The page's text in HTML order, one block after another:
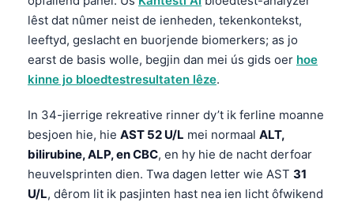
lêst dat nûmer neist de ienheden, tekenkontekst,
leeftyd, geslacht en buorjende biomerkers; as jo
earst de basis wolle, begjin dan mei ús gids oer hoe
kinne jo bloedtestresultaten lêze.
In 34-jierrige rekreative rinner dy’t ik ferline moanne
besjoen hie, hie AST 52 U/L mei normaal ALT,
bilirubine, ALP, en CBC, en hy hie de nacht derfoar
heuvelsprinten dien. Twa dagen letter wie AST 31
U/L, dêrom lit ik pasjinten hast nea ien licht ôfwikend